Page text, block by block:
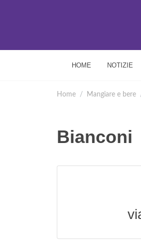
HOME NOTIZIE
Home Mangiare e bere
Bianconi